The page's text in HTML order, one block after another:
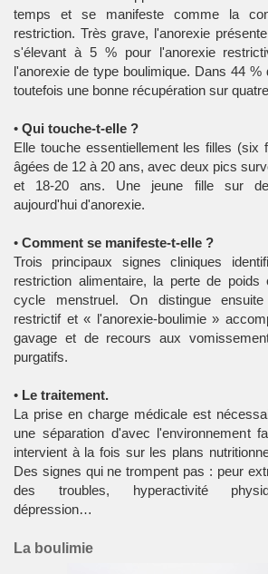
temps et se manifeste comme la
restriction. Très grave, l'anorexie
s'élevant à 5 % pour l'anorexie
l'anorexie de type boulimique. Dans 44
toutefois une bonne récupération sur
• Qui touche-t-elle ?
Elle touche essentiellement les filles (six
âgées de 12 à 20 ans, avec deux pics
et 18-20 ans. Une jeune fille sur
aujourd'hui d'anorexie.
• Comment se manifeste-t-elle ?
Trois principaux signes cliniques
restriction alimentaire, la perte de poids
cycle menstruel. On distingue
restrictif et « l'anorexie-boulimie »
gavage et de recours aux
purgatifs.
• Le traitement.
La prise en charge médicale est
une séparation d'avec l'environnement
intervient à la fois sur les plans
Des signes qui ne trompent pas : peur
des troubles, hyperactivité
dépression…
La boulimie